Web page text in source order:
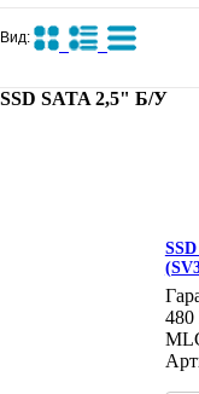
Вид:
SSD SATA 2,5" Б/У
480